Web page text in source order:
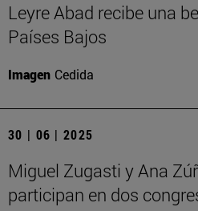
Leyre Abad recibe una
Países Bajos
Imagen Cedida
30 | 06 | 2025
Miguel Zugasti y Ana
participan en dos